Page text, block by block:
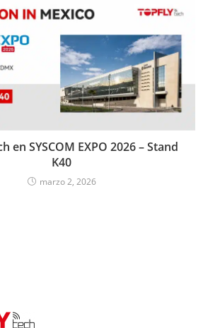
en SYSCOM EXPO 2026 – Stand
K40
marzo 2, 2026